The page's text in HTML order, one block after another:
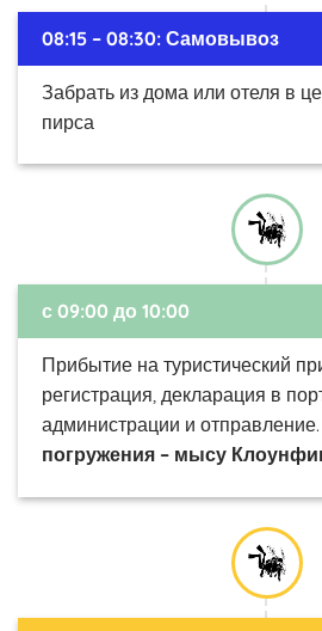
08:15 – 08:30: Самовывоз
Забрать из дома или отеля в
пирса
с 09:00 до 10:00
Прибытие на туристический
регистрация, декларация в
администрации и отправление.
погружения – мысу